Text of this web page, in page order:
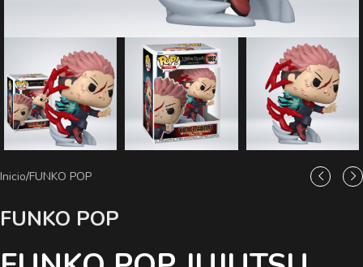
Inicio/FUNKO POP
FUNKO POP